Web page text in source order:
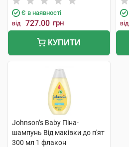
Є в наявності
від 727.00 грн
КУПИТИ
від
Johnson’s Baby Піна-
шампунь Від маківки до п'ят
300 мл 1 флакон